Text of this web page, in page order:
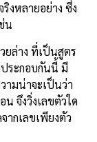
งหลายอย่าง ซึ่ง
น
ล่าง ที่เป็นสูตร
ระกอบกันนี้ มี
ามน่าจะเป็นว่า
จึงวิ่งเลขตัวใด
ากเลขเพียงตัว